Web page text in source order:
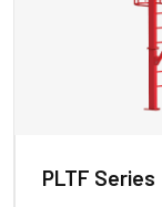
PLTF Series